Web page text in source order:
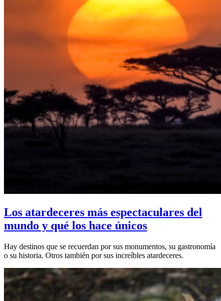
Los atardeceres más espectaculares del
mundo y qué los hace únicos
Hay destinos que se recuerdan por sus monumentos, su gastronomía
o su historia. Otros también por sus increíbles atardeceres.